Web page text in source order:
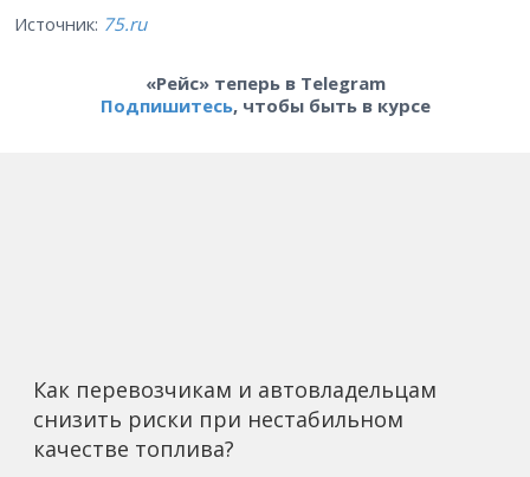
Источник: 75.ru
«Рейс» теперь в Telegram
Подпишитесь, чтобы быть в курсе
Как перевозчикам и автовладельцам
снизить риски при нестабильном
качестве топлива?